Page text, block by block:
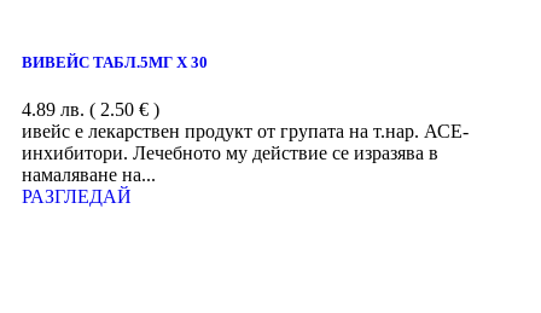
ВИВЕЙС ТАБЛ.5МГ Х 30
4.89 лв. ( 2.50 € )
ивейс е лекарствен продукт от групата на т.нар. АСЕ-
инхибитори. Лечебното му действие се изразява в
намаляване на...
РАЗГЛЕДАЙ